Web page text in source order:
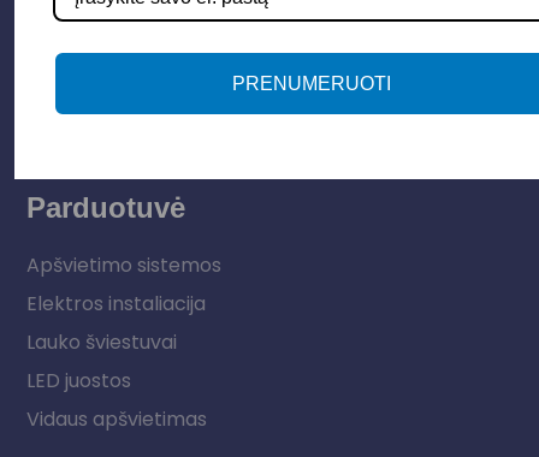
Parduotuvė
Apšvietimo sistemos
Elektros instaliacija
Lauko šviestuvai
LED juostos
Vidaus apšvietimas
PRENUMERUOTI